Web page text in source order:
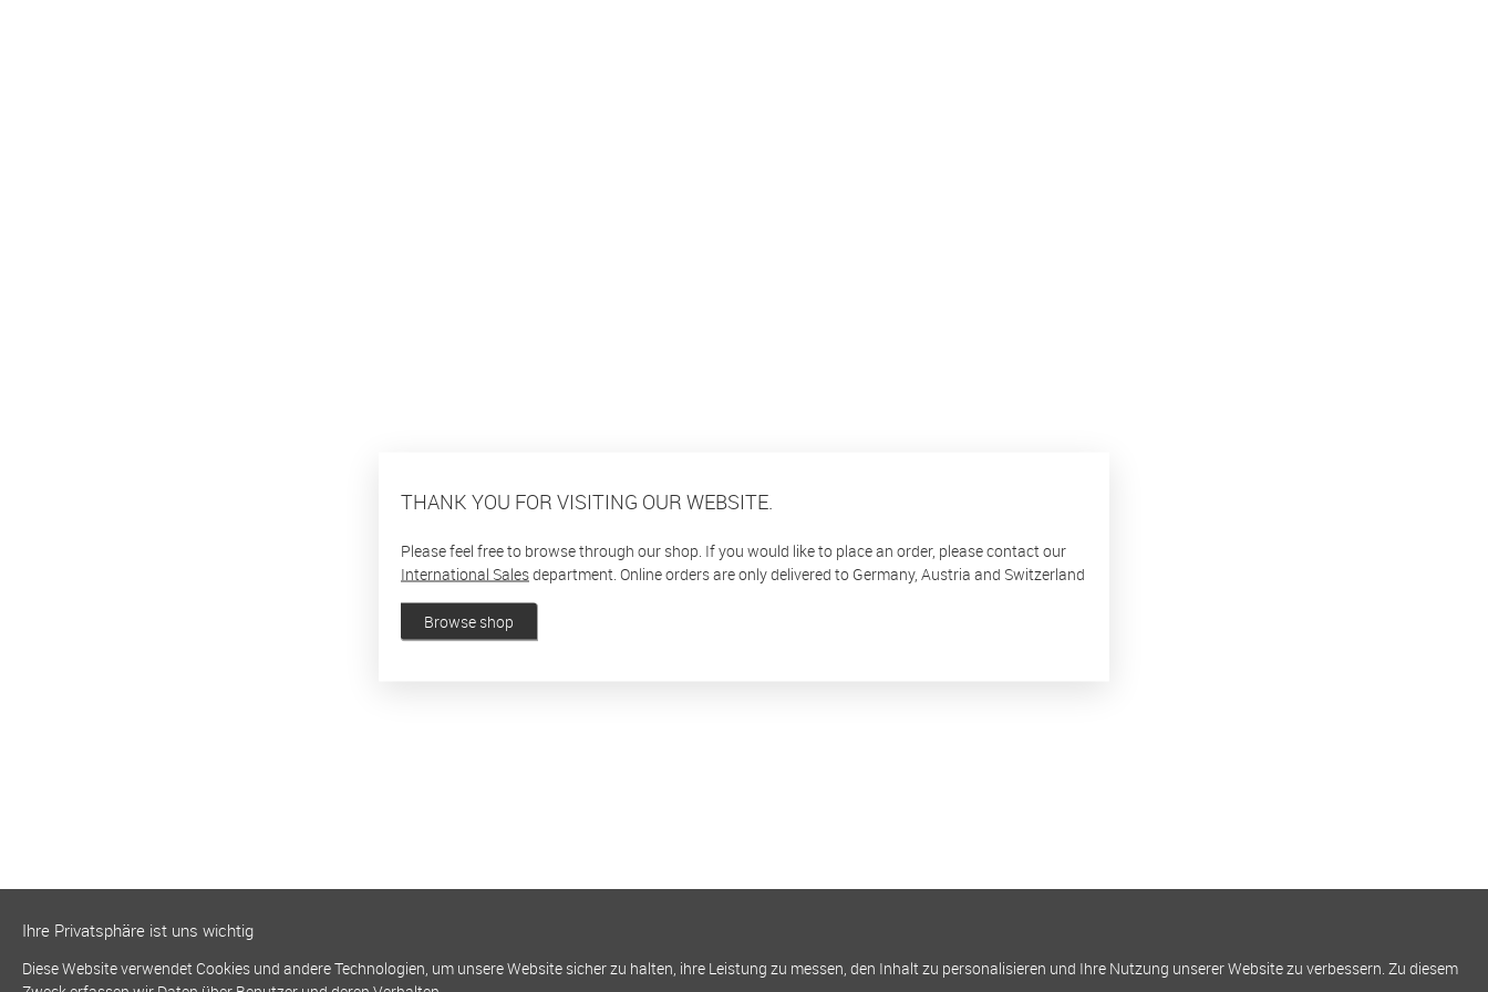
THANK YOU FOR VISITING OUR WEBSITE.
Please feel free to browse through our shop. If you would like to place an order, please contact our
International Salesdepartment. Online orders are only delivered to Germany, Austria and Switzerland
Browse shop
Ihre Privatsphäre ist uns wichtig
Diese Website verwendet Cookies und andere Technologien, um unsere Website sicher zu halten, ihre Leistung zu messen, den Inhalt zu personalisieren und Ihre Nutzung unserer Website zu verbessern. Zu diesem